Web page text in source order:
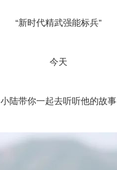
“新时代精武强能标兵”
今天
小陆带你一起去听听他的故事